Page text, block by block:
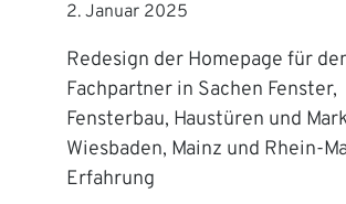
2. Januar 2025
Redesign der Homepage für
Fachpartner in Sachen Fenster,
Fensterbau, Haustüren und
Wiesbaden, Mainz und Rhein-
Erfahrung